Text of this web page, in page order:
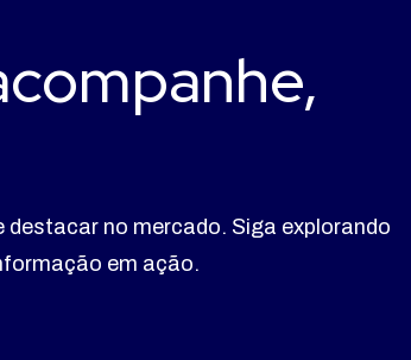
destacar no mercado. Siga explorando
em ação.